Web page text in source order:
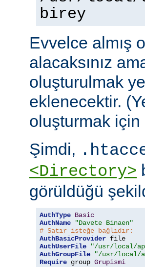
birey
Evvelce almış
alacaksınız
oluşturulmak
eklenecektir.
oluşturmak için
Şimdi,
<Directory>
görüldüğü
AuthType Basic
AuthName
"Davete Binaen"
# Satır isteğe bağlıdır:
AuthBasicProvider
AuthUserFile
"/usr/local/
AuthGroupFile
"/usr/local/
Require group Grupismi